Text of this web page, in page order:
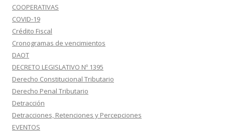
COOPERATIVAS
COVID-19
Crédito Fiscal
Cronogramas de vencimientos
DAOT
DECRETO LEGISLATIVO Nº 1395
Derecho Constitucional Tributario
Derecho Penal Tributario
Detracción
Detracciones, Retenciones y Percepciones
EVENTOS